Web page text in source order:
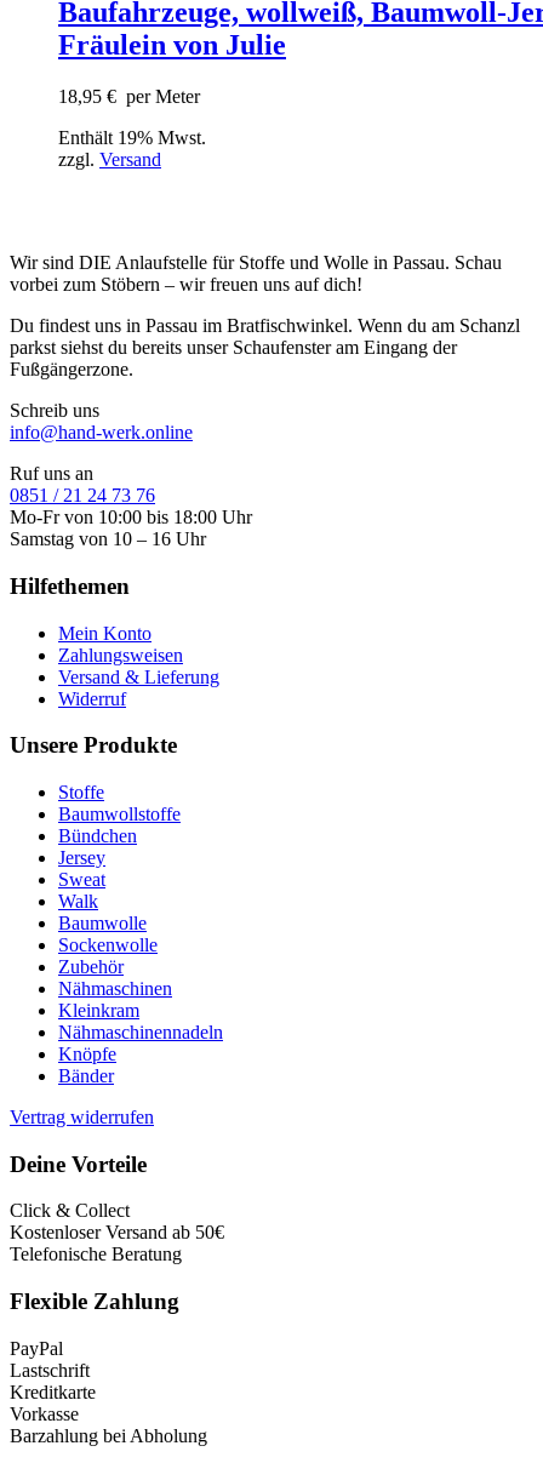
Baufahrzeuge, wollweiß, Baumwoll-
Fräulein von Julie
18,95 € per Meter
Enthält 19% Mwst.
zzgl. Versand
Wir sind DIE Anlaufstelle für Stoffe und Wolle in Passau. Schau
vorbei zum Stöbern – wir freuen uns auf dich!
Du findest uns in Passau im Bratfischwinkel. Wenn du am Schanzl
parkst siehst du bereits unser Schaufenster am Eingang der
Fußgängerzone.
Schreib uns
info@hand-werk.online
Ruf uns an
0851 / 21 24 73 76
Mo-Fr von 10:00 bis 18:00 Uhr
Samstag von 10 – 16 Uhr
Hilfethemen
Mein Konto
Zahlungsweisen
Versand & Lieferung
Widerruf
Unsere Produkte
Stoffe
Baumwollstoffe
Bündchen
Jersey
Sweat
Walk
Baumwolle
Sockenwolle
Zubehör
Nähmaschinen
Kleinkram
Nähmaschinennadeln
Knöpfe
Bänder
Vertrag widerrufen
Deine Vorteile
Click & Collect
Kostenloser Versand ab 50€
Telefonische Beratung
Flexible Zahlung
PayPal
Lastschrift
Kreditkarte
Vorkasse
Barzahlung bei Abholung